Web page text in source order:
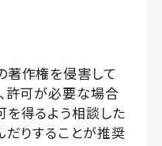
著作権を侵害して
許可が必要な場合
得るよう相談した
だりすることが推奨